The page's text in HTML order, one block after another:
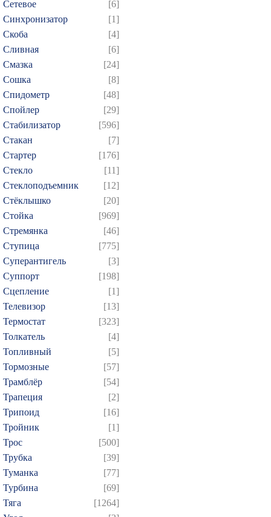
Сетевое
[6]
Синхронизатор
[1]
Скоба
[4]
Сливная
[6]
Смазка
[24]
Сошка
[8]
Спидометр
[48]
Спойлер
[29]
Стабилизатор
[596]
Стакан
[7]
Стартер
[176]
Стекло
[11]
Стеклоподъемник
[12]
Стёклышко
[20]
Стойка
[969]
Стремянка
[46]
Ступица
[775]
Суперантигель
[3]
Суппорт
[198]
Сцепление
[1]
Телевизор
[13]
Термостат
[323]
Толкатель
[4]
Топливный
[5]
Тормозные
[57]
Трамблёр
[54]
Трапеция
[2]
Трипоид
[16]
Тройник
[1]
Трос
[500]
Трубка
[39]
Туманка
[77]
Турбина
[69]
Тяга
[1264]